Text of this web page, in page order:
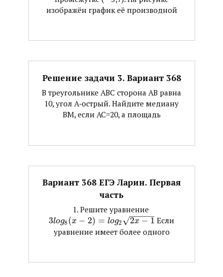
изображён график её производной
Решение задачи 3. Вариант 368
В треугольнике АВС сторона АВ равна
10, угол А‐острый. Найдите медиану
ВМ, если АС=20, а площадь
Вариант 368 ЕГЭ Ларин. Первая
часть
1. Решите уравнение ​
3log8 (x − 2) = log2 2x − 1
− −
−−−
√
​ Если
уравнение имеет более одного